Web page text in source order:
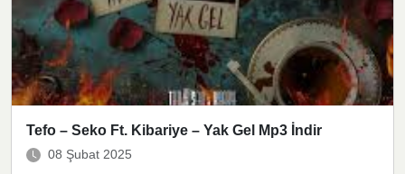
Tefo – Seko Ft. Kibariye – Yak Gel Mp3 İndir
08 Şubat 2025